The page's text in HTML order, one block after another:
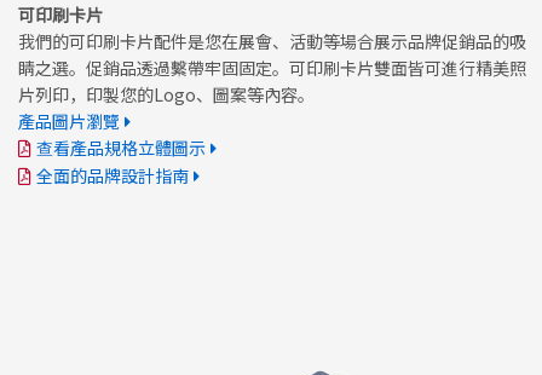
可印刷卡片
我們的可印刷卡片配件是您在展會、活動等場合展示品牌促銷品的吸
睛之選。促銷品透過繫帶牢固固定。可印刷卡片雙面皆可進行精美照
片列印，印製您的Logo、圖案等內容。
產品圖片瀏覽
查看產品規格立體圖示
全面的品牌設計指南